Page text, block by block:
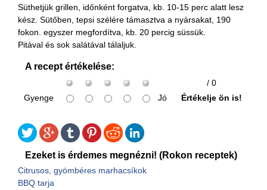
Süthetjük grillen, időnként forgatva, kb. 10-15 perc alatt lesz
kész. Sütőben, tepsi szélére támasztva a nyársakat, 190
fokon. egyszer megfordítva, kb. 20 percig süssük.
Pitával és sok salátával tálaljuk.
A recept értékelése:
/ 0
Gyenge
Jó Értékelje ön is!
Ezeket is érdemes megnézni! (Rokon receptek)
Citrusos, gyömbéres marhacsíkok
BBQ tarja